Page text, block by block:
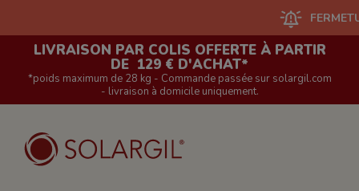
FERMETURE
LIVRAISON PAR COLIS OFFERTE À PARTIR
DE 129 € D'ACHAT*
*poids maximum de 28 kg - Commande passée sur solargil.com
- livraison à domicile uniquement.